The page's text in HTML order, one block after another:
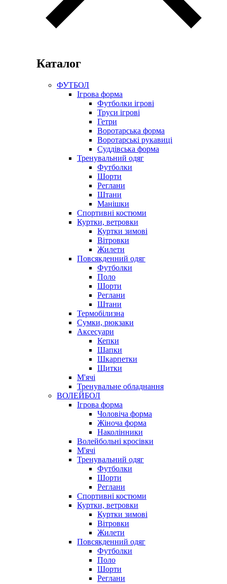
Каталог
ФУТБОЛ
Ігрова форма
Футболки ігрові
Труси ігрові
Гетри
Воротарська форма
Воротарські рукавиці
Суддівська форма
Тренувальний одяг
Футболки
Шорти
Реглани
Штани
Манішки
Спортивні костюми
Куртки, ветровки
Куртки зимові
Вітровки
Жилети
Повсякденний одяг
Футболки
Поло
Шорти
Реглани
Штани
Термобілизна
Сумки, рюкзаки
Аксесуари
Кепки
Шапки
Шкарпетки
Щитки
М'ячі
Тренувальне обладнання
ВОЛЕЙБОЛ
Ігрова форма
Чоловіча форма
Жіноча форма
Наколінники
Волейбольні кросівки
М'ячі
Тренувальний одяг
Футболки
Шорти
Реглани
Спортивні костюми
Куртки, ветровки
Куртки зимові
Вітровки
Жилети
Повсякденний одяг
Футболки
Поло
Шорти
Реглани